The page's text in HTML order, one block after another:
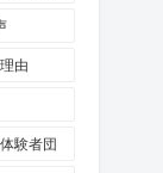
由
験者団